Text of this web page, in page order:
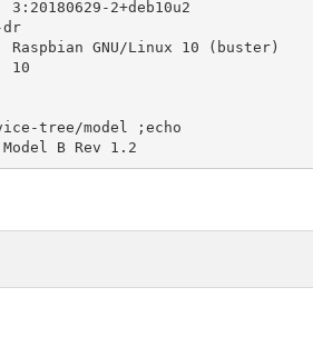
dr
tree/model ;echo
B Rev 1.2